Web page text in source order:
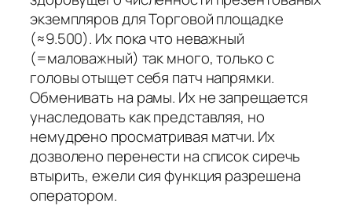
экземпляров для Торговой площадке
(≈9.500). Их пока что неважный
(=маловажный) так много, только с
головы отыщет себя патч напрямки.
Обменивать на рамы. Их не запрещается
унаследовать как представляя, но
немудрено просматривая матчи. Их
дозволено перенести на список сиречь
втырить, ежели сия функция разрешена
оператором.